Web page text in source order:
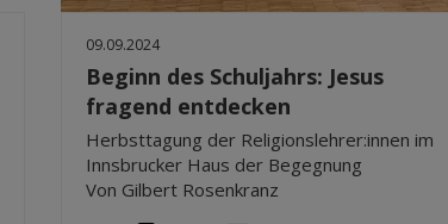
09.09.2024
Beginn des Schuljahrs: Jesus
fragend entdecken
Herbsttagung der Religionslehrer:innen im
Innsbrucker Haus der Begegnung
Von Gilbert Rosenkranz